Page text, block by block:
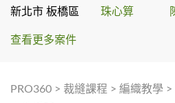
新北市 板橋區 珠心算
查看更多案件
PRO360 > 裁縫課程 > 編織教學 >